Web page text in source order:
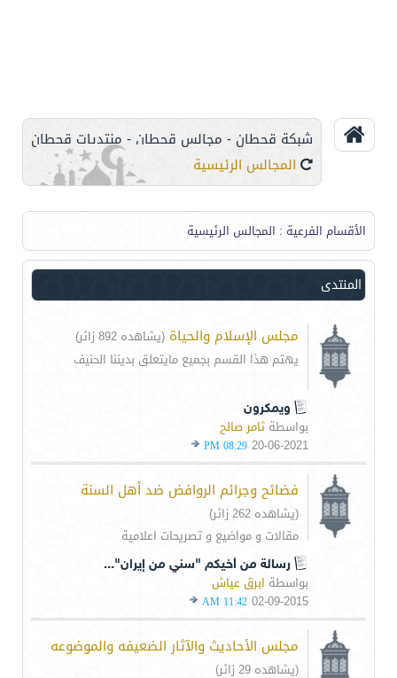
شبكة قحطان - مجالس قحطان - منتديات قحطان
المجالس الرئيسية
الأقسام الفرعية : المجالس الرئيسية
المنتدى
مجلس الإسلام والحياة (يشاهده 892 زائر)
يهتم هذا القسم بجميع مايتعلق بديننا الحنيف
ويمكرون
بواسطة ثامر صالح
20-06-2021
08:29 PM
فضائح وجرائم الروافض ضد أهل السنة
(يشاهده 262 زائر)
مقالات و مواضيع و تصريحات اعلامية
رسالة من أخيكم "سني من إيران"...
بواسطة ابرق عياش
02-09-2015
11:42 AM
مجلس الأحاديث والآثار الضعيفه والموضوعه
(يشاهده 29 زائر)